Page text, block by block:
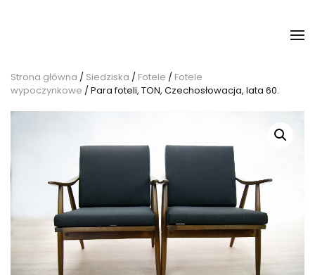
Strona główna / Siedziska / Fotele / Fotele
wypoczynkowe / Para foteli, TON, Czechosłowacja, lata 60.